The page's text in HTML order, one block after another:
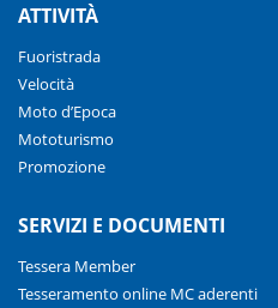
ATTIVITÀ
Fuoristrada
Velocità
Moto d’Epoca
Mototurismo
Promozione
SERVIZI E DOCUMENTI
Tessera Member
Tesseramento online MC aderenti